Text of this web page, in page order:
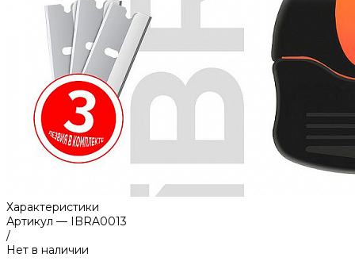
Характеристики
Артикул — IBRA0013
/
Нет в наличии